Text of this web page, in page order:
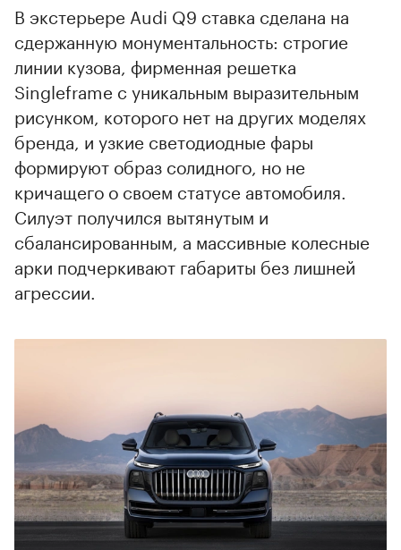
00:00 00:00
В экстерьере Audi Q9 ставка сделана на
сдержанную монументальность: строгие
линии кузова, фирменная решетка
Singleframe с уникальным выразительным
рисунком, которого нет на других моделях
бренда, и узкие светодиодные фары
формируют образ солидного, но не
кричащего о своем статусе автомобиля.
Силуэт получился вытянутым и
сбалансированным, а массивные колесные
арки подчеркивают габариты без лишней
агрессии.